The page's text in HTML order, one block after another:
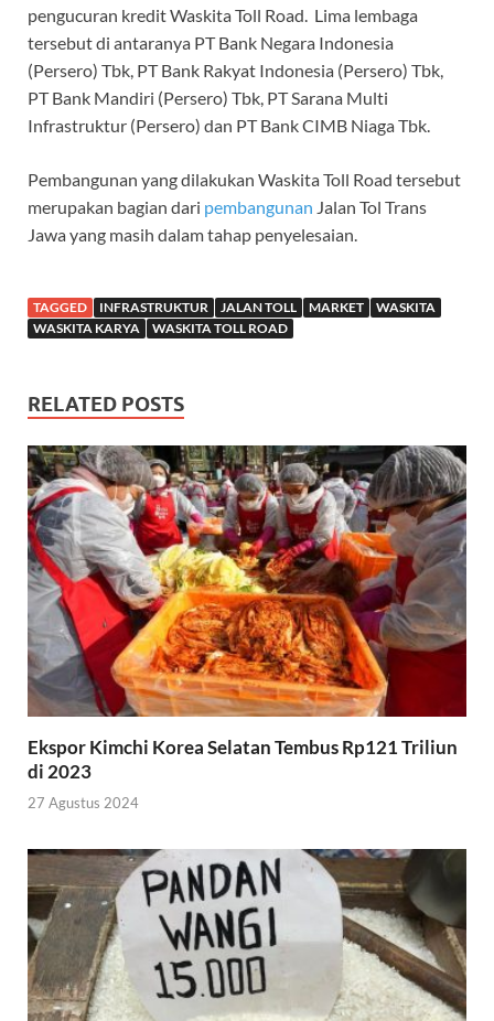
pengucuran kredit Waskita Toll Road. Lima lembaga
tersebut di antaranya PT Bank Negara Indonesia
(Persero) Tbk, PT Bank Rakyat Indonesia (Persero) Tbk,
PT Bank Mandiri (Persero) Tbk, PT Sarana Multi
Infrastruktur (Persero) dan PT Bank CIMB Niaga Tbk.
Pembangunan yang dilakukan Waskita Toll Road tersebut
merupakan bagian dari pembangunan Jalan Tol Trans
Jawa yang masih dalam tahap penyelesaian.
TAGGED INFRASTRUKTUR JALAN TOLL MARKET
WASKITA
WASKITA KARYA
WASKITA TOLL ROAD
RELATED POSTS
Ekspor Kimchi Korea Selatan Tembus Rp121 Triliun
di 2023
27 Agustus 2024